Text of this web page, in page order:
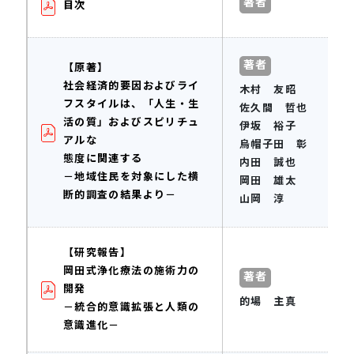
目次 著者
【原著】
社会経済的要因およびライ
フスタイルは、「人生・生
活の質」およびスピリチュ
アルな
態度に関連する
－地域住民を対象にした横
断的調査の結果より－
著者
木村 友昭
佐久間 哲也
伊坂 裕子
烏帽子田 彰
内田 誠也
岡田 雄太
山岡 淳
【研究報告】
岡田式浄化療法の施術力の
開発
－統合的意識拡張と人類の
意識進化－
著者
的場 主真